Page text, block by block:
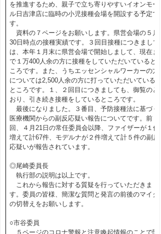
を推進するため、親子で立ち寄りやすいイオンモー
ル日吉津店に臨時の小児接種会場を開設する予定で
す。
資料の７ページをお願いします。県営会場の５月
30日時点の接種実績です。３回目接種につきまして
は、本年１月末に県営会場で開始しまして、現在ま
で１万400人余の方に接種をしていただいていると
ころです。また、うちエッセンシャルワーカーの方
については2,500人余の方に打っていただいている
ところです。１、２回目につきましても、御覧のと
おり、引き続き接種をしているところです。
最後になりました。３番目、予防接種法に基づく
医療機関からの副反応疑い報告についてです。前
回、４月21日の常任委員会以降、ファイザーが１件
増えて計67件、モデルナが２件増えて計５件の副反
応疑いが報告されています。
◎尾崎委員長
執行部の説明は以上です。
これから報告に対する質疑を行っていただきま
す。委員の皆様、簡潔な質問と発言の前後のマイク
の切替えをお願いします。
○市谷委員
５ページのコロナ警報と注意喚起情報のことで聞